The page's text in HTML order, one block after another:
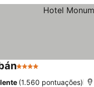
4 Estrelas
(1.560 pontuações)